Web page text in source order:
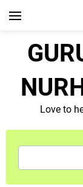
Love to